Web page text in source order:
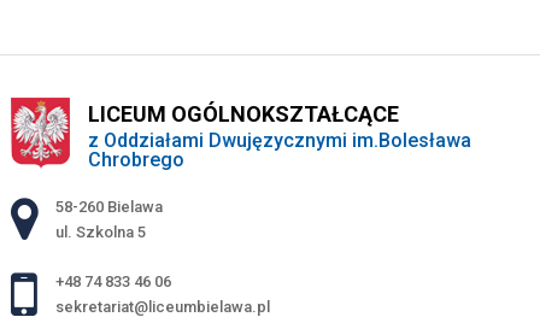
LICEUM OGÓLNOKSZTAŁCĄCE
z Oddziałami Dwujęzycznymi im.Bolesława
Chrobrego
Adres pocztowy:
58-260 Bielawa
ul. Szkolna 5
+48 74 833 46 06
sekretariat@liceumbielawa.pl